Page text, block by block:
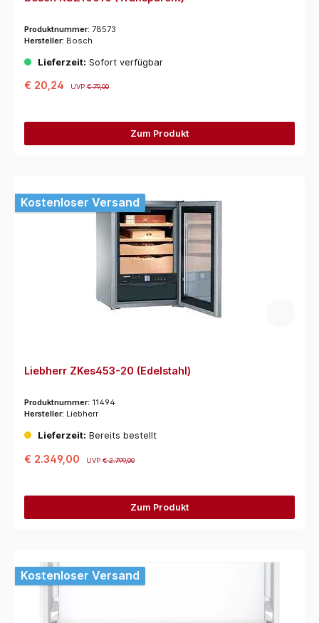
Produktnummer: 78573
Hersteller: Bosch
Lieferzeit: Sofort verfügbar
€ 20,24 UVP€ 79,00
Zum Produkt
Kostenloser Versand
Liebherr ZKes453-20 (Edelstahl)
Produktnummer: 11494
Hersteller: Liebherr
Lieferzeit: Bereits bestellt
€ 2.349,00 UVP€ 2.799,00
Zum Produkt
Kostenloser Versand